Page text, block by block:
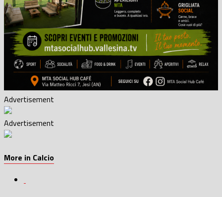
Advertisement
Advertisement
More in Calcio